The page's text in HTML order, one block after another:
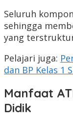
Seluruh
sehingga
yang
Pelajari juga:
dan BP Kelas 1
Manfaat
Didik